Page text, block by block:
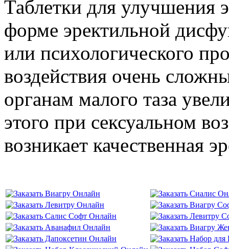
Таблетки для улучшения
форме эректильной
или психологического
воздействия очень
органам малого таза
этого при сексуальном
возникает качественная